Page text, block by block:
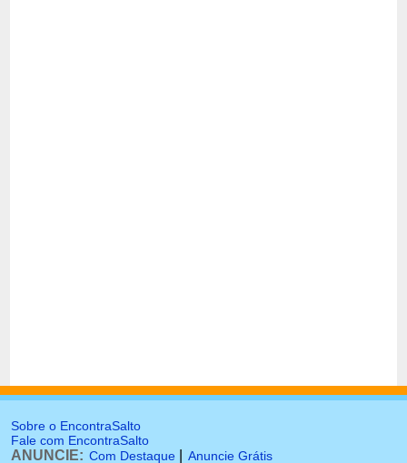
Sobre o EncontraSalto
Fale com EncontraSalto
ANUNCIE: Com Destaque Anuncie Grátis